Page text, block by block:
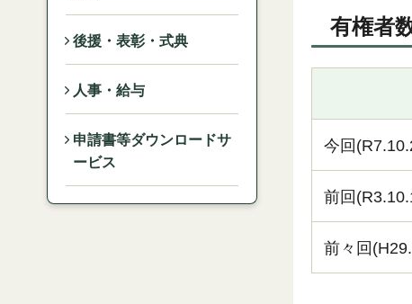
後援・表彰・式典
人事・給与
申請書等ダウンロードサ
ービス
有権者
今回
前回
前々回